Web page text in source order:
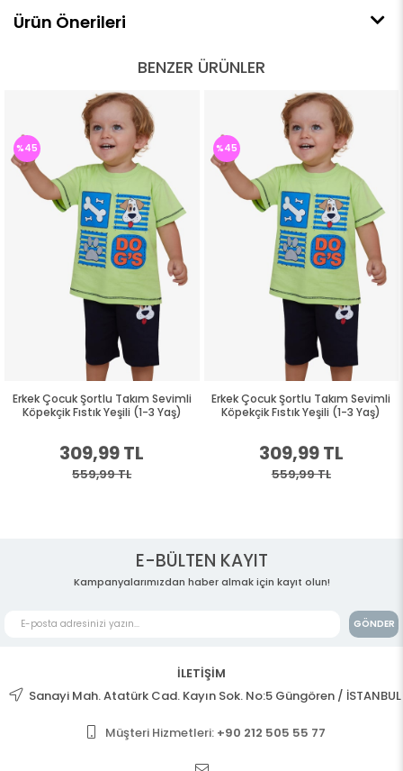
Ürün Önerileri
BENZER ÜRÜNLER
Erkek Çocuk Şortlu Takım Sevimli
Köpekçik Fıstık Yeşili (1-3 Yaş)
309,99 TL
559,99 TL
%45
Erkek Çocuk Şortlu Takım Sevimli
Köpekçik Fıstık Yeşili (1-3 Yaş)
309,99 TL
559,99 TL
%45
E-BÜLTEN KAYIT
Kampanyalarımızdan haber almak için kayıt olun!
GÖNDER
İLETİŞİM
Sanayi Mah. Atatürk Cad. Kayın Sok. No:5 Güngören / İSTANBUL
Müşteri Hizmetleri: +90 212 505 55 77